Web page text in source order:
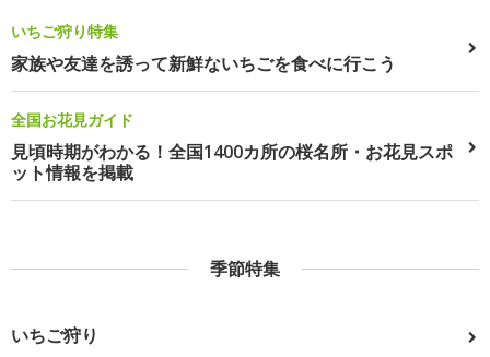
いちご狩り特集
家族や友達を誘って新鮮ないちごを食べに行こう
全国お花見ガイド
見頃時期がわかる！全国1400カ所の桜名所・お花見スポ
ット情報を掲載
季節特集
いちご狩り